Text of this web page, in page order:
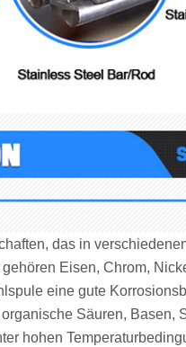
das in
Eisen, Chrom,
eine gute
Säuren, Basen,
hohen